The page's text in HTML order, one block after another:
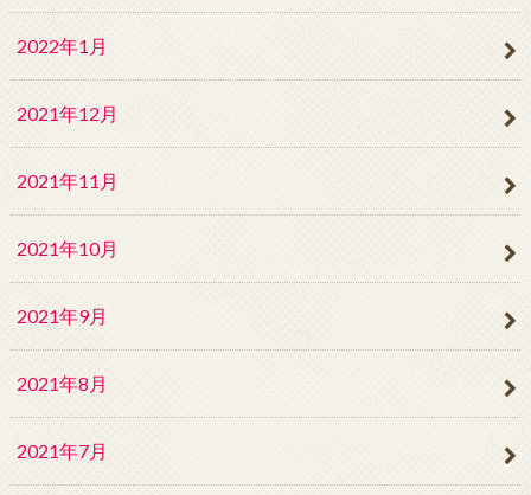
2022年1月
2021年12月
2021年11月
2021年10月
2021年9月
2021年8月
2021年7月